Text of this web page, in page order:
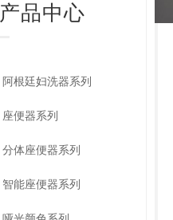
产品中心
阿根廷妇洗器系列
座便器系列
分体座便器系列
智能座便器系列